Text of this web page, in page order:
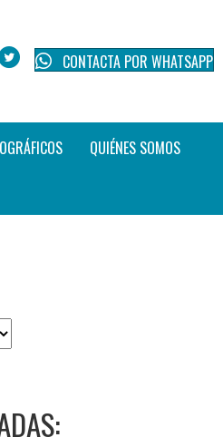
CONTACTA POR WHATSAPP
QUIÉNES SOMOS